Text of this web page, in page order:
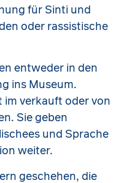
für Sinti und
oder rassistische
entweder in den
ins Museum.
im verkauft oder von
Sie geben
und Sprache
weiter.
geschehen, die